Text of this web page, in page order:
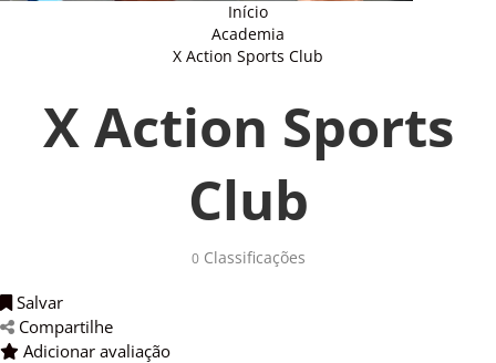
Início
Academia
X Action Sports Club
X Action Sports
Club
0Classificações
Salvar
Compartilhe
Adicionar avaliação